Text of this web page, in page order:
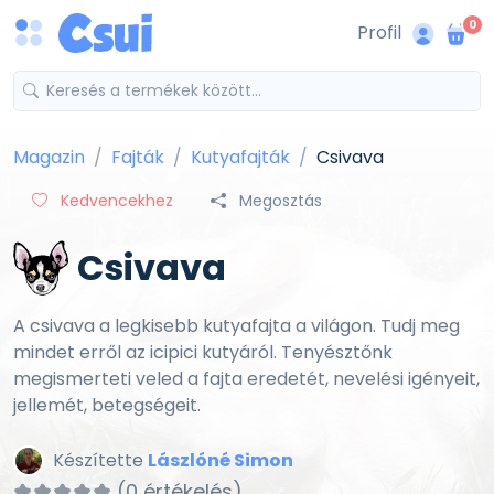
Profil 0
Magazin Fajták Kutyafajták Csivava
Kedvencekhez Megosztás
Csivava
A csivava a legkisebb kutyafajta a világon. Tudj meg
mindet erről az icipici kutyáról. Tenyésztőnk
megismerteti veled a fajta eredetét, nevelési igényeit,
jellemét, betegségeit.
Készítette Lászlóné Simon